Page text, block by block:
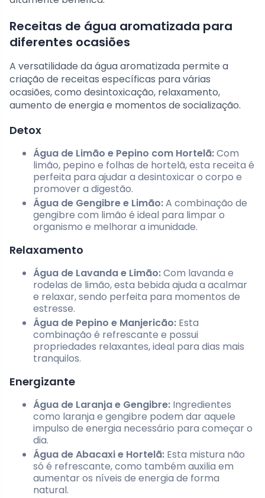
Receitas de água aromatizada para
diferentes ocasiões
A versatilidade da água aromatizada permite a
criação de receitas específicas para várias
ocasiões, como desintoxicação, relaxamento,
aumento de energia e momentos de socialização.
Detox
Água de Limão e Pepino com Hortelã:Com
limão, pepino e folhas de hortelã, esta receita é
perfeita para ajudar a desintoxicar o corpo e
promover a digestão.
Água de Gengibre e Limão:A combinação de
gengibre com limão é ideal para limpar o
organismo e melhorar a imunidade.
Relaxamento
Água de Lavanda e Limão:Com lavanda e
rodelas de limão, esta bebida ajuda a acalmar
e relaxar, sendo perfeita para momentos de
estresse.
Água de Pepino e Manjericão: Esta
combinação é refrescante e possui
propriedades relaxantes, ideal para dias mais
tranquilos.
Energizante
Água de Laranja e Gengibre: Ingredientes
como laranja e gengibre podem dar aquele
impulso de energia necessário para começar o
dia.
Água de Abacaxi e Hortelã: Esta mistura não
só é refrescante, como também auxilia em
aumentar os níveis de energia de forma
natural.